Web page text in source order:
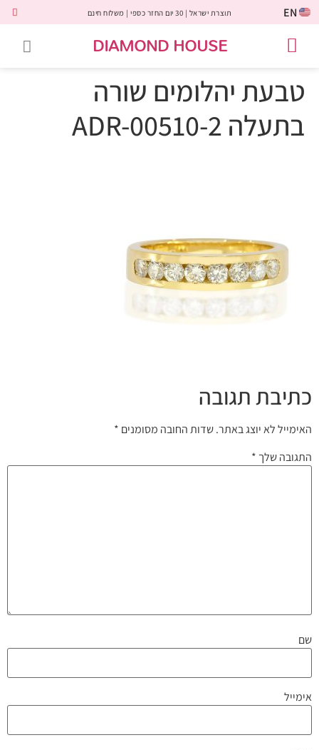
EN תוצרת ישראל | 30 יום החזר כספי | משלוח חינם
DIAMOND HOUSE
טבעת יהלומים שורה
בתעלה ADR-00510-2
כתיבת תגובה
האימייל לא יוצג באתר.שדות החובה מסומנים *
התגובה שלך *
שם
אימייל